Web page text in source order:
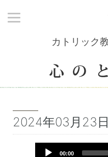
カトリック
2024年03月23
Audio
00:00